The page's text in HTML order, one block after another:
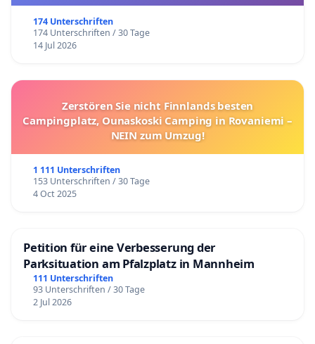
174 Unterschriften
174 Unterschriften / 30 Tage
14 Jul 2026
Zerstören Sie nicht Finnlands besten
Campingplatz, Ounaskoski Camping in Rovaniemi –
NEIN zum Umzug!
1 111 Unterschriften
153 Unterschriften / 30 Tage
4 Oct 2025
Petition für eine Verbesserung der
Parksituation am Pfalzplatz in Mannheim
111 Unterschriften
93 Unterschriften / 30 Tage
2 Jul 2026